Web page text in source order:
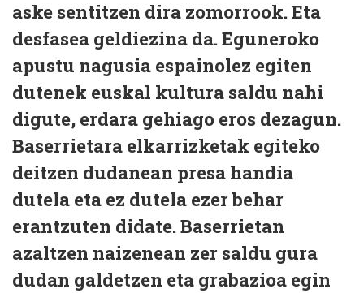
aske sentitzen dira zomorrook. Eta
desfasea geldiezina da. Eguneroko
apustu nagusia espainolez egiten
dutenek euskal kultura saldu nahi
digute, erdara gehiago eros dezagun.
Baserrietara elkarrizketak egiteko
deitzen dudanean presa handia
dutela eta ez dutela ezer behar
erantzuten didate. Baserrietan
azaltzen naizenean zer saldu gura
dudan galdetzen eta grabazioa egin